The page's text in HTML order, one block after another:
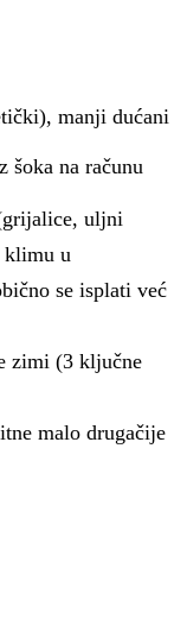
manji dućani
šoka na računu
uljni
klimu u
se isplati već
zimi (3 ključne
malo drugačije